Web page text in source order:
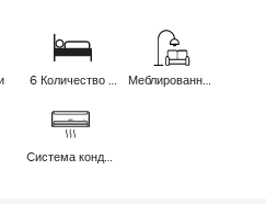
Меблированный